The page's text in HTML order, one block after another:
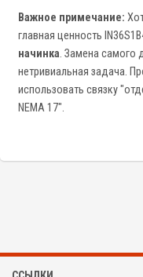
Важное примечание:
главная ценность
начинка. Замена самого
нетривиальная задача.
использовать связку
NEMA 17".